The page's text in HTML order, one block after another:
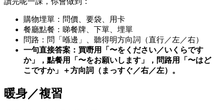
購物埋單：問價、要袋、用卡
餐廳點餐：睇餐牌、下單、埋單
問路：問「喺邊」、聽得明方向詞（直行／左／右）
一句直接答案：買嘢用「〜をください／いくらです
か」，點餐用「〜をお願いします」，問路用「〜はど
こですか」＋方向詞（まっすぐ／右／左）。
暖身／複習